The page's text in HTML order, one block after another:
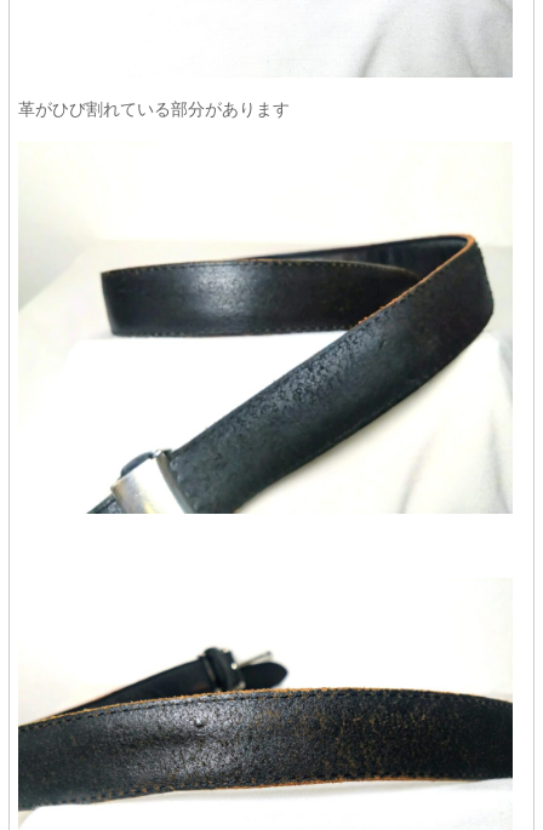
革がひび割れている部分があります